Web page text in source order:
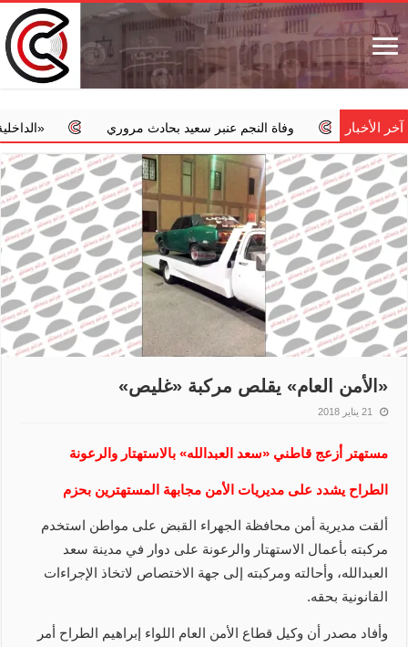
آخر الأخبار
وفاة النجم عنبر سعيد بحادث مروري ‏«الداخلية»: استمرار الحملة
«الأمن العام» يقلص مركبة «غليص»
21 يناير 2018
مستهتر أزعج قاطني «سعد العبدالله» بالاستهتار والرعونة
الطراح يشدد على مديريات الأمن مجابهة المستهترين بحزم
ألقت مديرية أمن محافظة الجهراء القبض على مواطن استخدم
مركبته بأعمال الاستهتار والرعونة على دوار في مدينة سعد
العبدالله، وأحالته ومركبته إلى جهة الاختصاص لاتخاذ الإجراءات
القانونية بحقه.
وأفاد مصدر أن وكيل قطاع الأمن العام اللواء إبراهيم الطراح أمر